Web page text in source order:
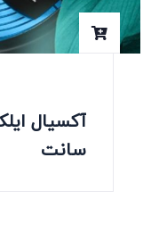
سانت